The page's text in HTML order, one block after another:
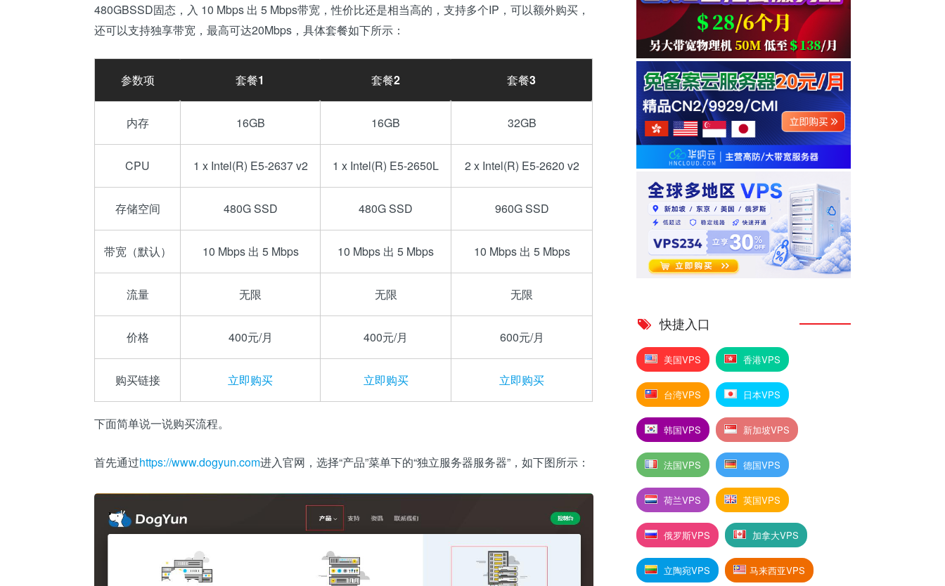
480GBSSD固态，入 10 Mbps 出 5 Mbps带宽，性价比还是相当高的，支持多个IP，可以额外购买，
还可以支持独享带宽，最高可达20Mbps，具体套餐如下所示：
参数项 套餐1 套餐2 套餐3
内存 16GB 16GB 32GB
CPU 1 x Intel(R) E5-2637 v2 1 x Intel(R) E5-2650L 2 x Intel(R) E5-2620 v2
存储空间 480G SSD 480G SSD 960G SSD
带宽（默认） 10 Mbps 出 5 Mbps 10 Mbps 出 5 Mbps 10 Mbps 出 5 Mbps
流量 无限 无限 无限
价格 400元/月 400元/月 600元/月
购买链接 立即购买 立即购买 立即购买
下面简单说一说购买流程。
首先通过https://www.dogyun.com进入官网，选择“产品”菜单下的“独立服务器服务器”，如下图所示：
快捷入口
美国VPS 香港VPS
台湾VPS 日本VPS
韩国VPS 新加坡VPS
法国VPS 德国VPS
荷兰VPS 英国VPS
俄罗斯VPS 加拿大VPS
立陶宛VPS 马来西亚VPS